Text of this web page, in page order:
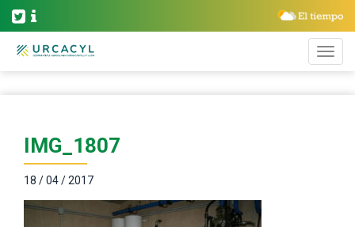
IMG_1807
18 / 04 / 2017